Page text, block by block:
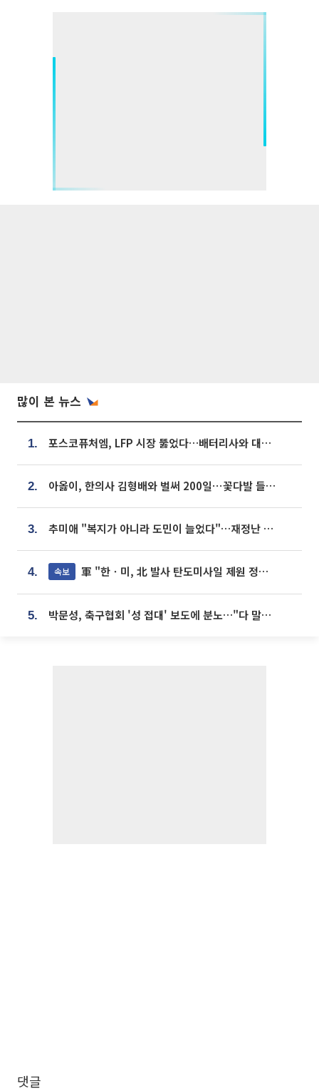
많이 본 뉴스
1. 포스코퓨처엠, LFP 시장 뚫었다…배터리사와 대규모 장기 공급 합의
2. 아옳이, 한의사 김형배와 벌써 200일⋯꽃다발 들고 "프러포즈 아냐"
3. 추미애 "복지가 아니라 도민이 늘었다"…재정난 책임론 정면돌파
4. 속보 軍 "한ㆍ미, 北 발사 탄도미사일 제원 정밀분석 중"
5. 박문성, 축구협회 '성 접대' 보도에 분노…"다 말아먹으려고 작정했나"
댓글